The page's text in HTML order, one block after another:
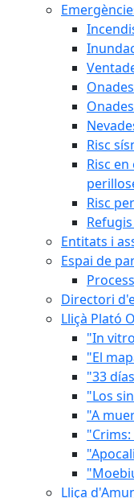
Risc
Risc
Risc
Entitats i
Espai de
Directori
Lliçà Plató
"In
"El
"33
"Los
"A
"Crims:
Lliça